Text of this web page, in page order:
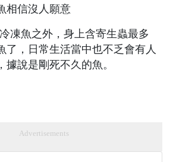
相信沒人願意
凍魚之外，身上含寄生蟲最多
了，日常生活當中也不乏會有人
據說是剛死不久的魚。
Advertisements